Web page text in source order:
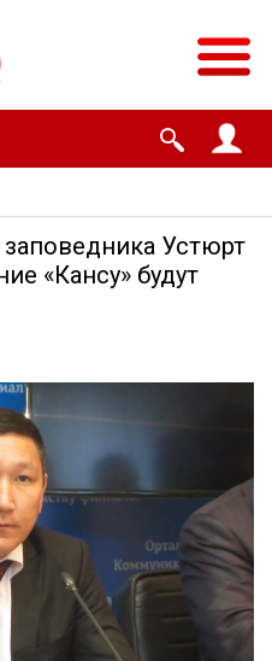
Устюрт
«Кансу» будут